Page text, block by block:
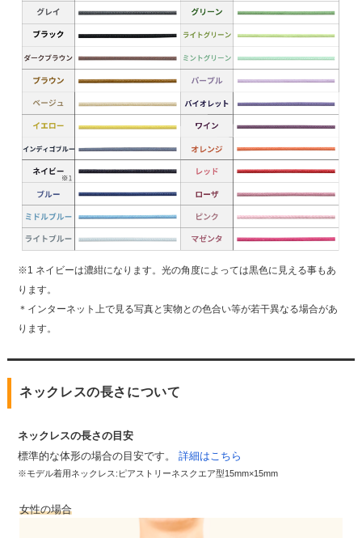
※1 ネイビーは濃紺になります。光の角度によっては黒色に見える事もあ
ります。
＊インターネット上で見る写真と実物との色合い等が若干異なる場合があ
ります。
ネックレスの長さについて
ネックレスの長さの目安
標準的な体形の場合の目安です。 詳細はこちら
※モデル着用ネックレス:ピアストリーネスクエア型15mm×15mm
女性の場合